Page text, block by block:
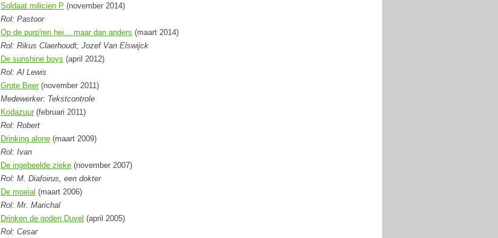
Soldaat milicien P (november 2014)
Rol: Pastoor
Op de purp'ren hei... maar dan anders (maart 2014)
Rol: Rikus Claerhoudt; Jozef Van Elswijck
De sunshine boys (april 2012)
Rol: Al Lewis
Grote Beer(november 2011)
Medewerker: Tekstcontrole
Kodazuur(februari 2011)
Rol: Robert
Drinking alone (maart 2009)
Rol: Ivan
De ingebeelde zieke (november 2007)
Rol: M. Diafoirus, een dokter
De moeial (maart 2006)
Rol: Mr. Marichal
Drinken de goden Duvel (april 2005)
Rol: Cesar